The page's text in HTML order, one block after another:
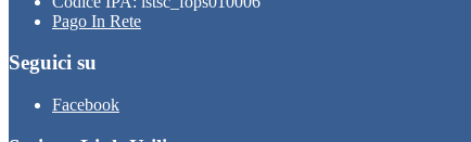
Pago In Rete
Seguici su
Facebook